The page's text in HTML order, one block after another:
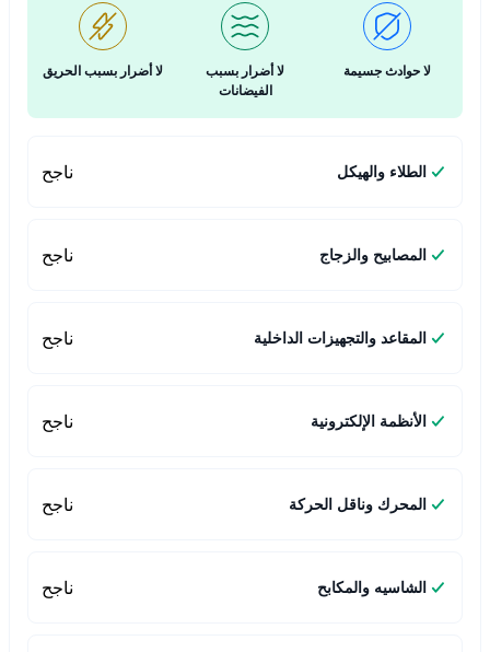
لا حوادث جسيمة
لا أضرار بسبب
الفيضانات
لا أضرار بسبب الحريق
الطلاء والهيكل ناجح
المصابيح والزجاج ناجح
المقاعد والتجهيزات الداخلية ناجح
الأنظمة الإلكترونية ناجح
المحرك وناقل الحركة ناجح
الشاسيه والمكابح ناجح